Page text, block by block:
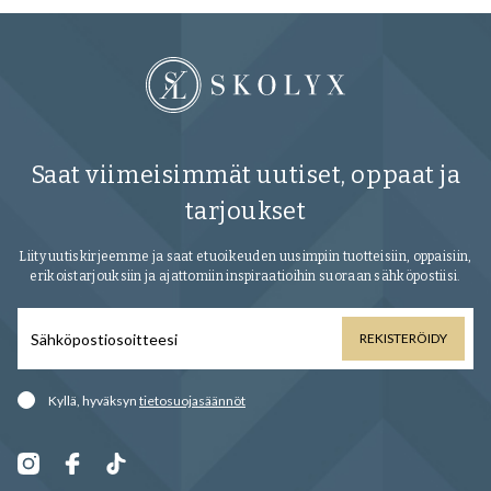
Saat viimeisimmät uutiset, oppaat ja
tarjoukset
Liity uutiskirjeemme ja saat etuoikeuden uusimpiin tuotteisiin, oppaisiin,
erikoistarjouksiin ja ajattomiin inspiraatioihin suoraan sähköpostiisi.
REKISTERÖIDY
Kyllä, hyväksyn tietosuojasäännöt